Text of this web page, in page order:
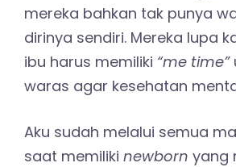
mereka bahkan tak punya
dirinya sendiri. Mereka lupa
ibu harus memiliki “me time”
waras agar kesehatan
Aku sudah melalui semua
saat memiliki newborn yang